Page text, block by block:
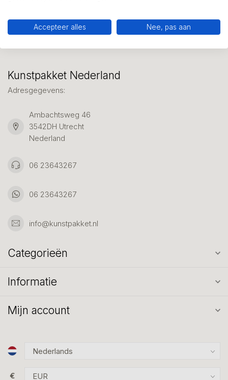
Kunstpakket Nederland
Adresgegevens:
Ambachtsweg 46
3542DH Utrecht
Nederland
06 23643267
06 23643267
info@kunstpakket.nl
Categorieën
Informatie
Mijn account
€
Accepteer alles Nee, pas aan